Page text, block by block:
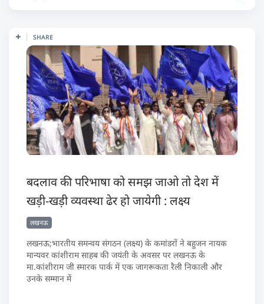
SHARE
बदलाव की परिभाषा को समझ जाओ तो देश में
खड़ी-खड़ी व्यवस्था ढेर हो जायेगी : लक्ष्य
लखनऊ
लखनऊ;भारतीय समन्वय संगठन (लक्ष्य) के कमांडरों ने बहुजन नायक
मान्यवर कांशीराम साहब की जयंती के अवसर पर लखनऊ के
मा.कांशीराम जी स्मारक पार्क में एक जागरूकता रैली निकाली और
उनके सम्मान में